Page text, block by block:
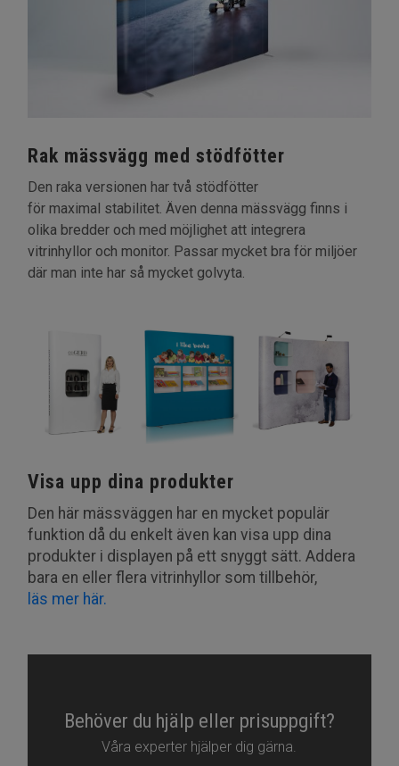
Rak mässvägg med stödfötter
Den raka versionen har två stödfötter
för maximal stabilitet. Även denna mässvägg finns i
olika bredder och med möjlighet att integrera
vitrinhyllor och monitor. Passar mycket bra för miljöer
där man inte har så mycket golvyta.
Visa upp dina produkter
Den här mässväggen har en mycket populär
funktion då du enkelt även kan visa upp dina
produkter i displayen på ett snyggt sätt. Addera
bara en eller flera vitrinhyllor som tillbehör,
läs mer här.
Behöver du hjälp eller prisuppgift?
Våra experter hjälper dig gärna.